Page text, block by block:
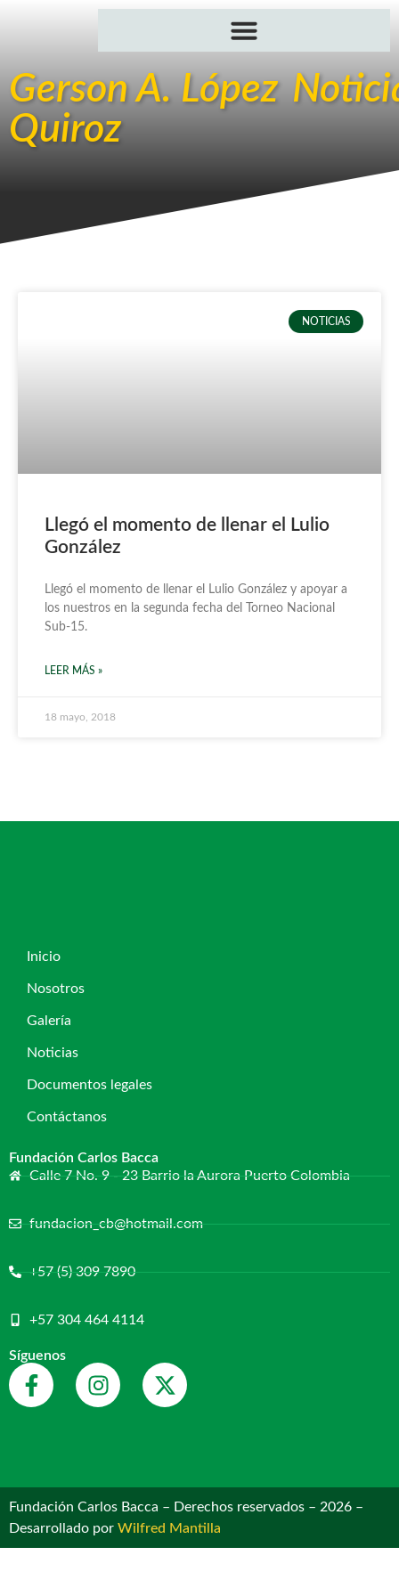
Gerson A. López
Quiroz
NOTICIAS
Llegó el momento de llenar el Lulio
González
Llegó el momento de llenar el Lulio González y apoyar a
los nuestros en la segunda fecha del Torneo Nacional
Sub-15.
LEER MÁS »
18 mayo, 2018
Inicio
Nosotros
Galería
Noticias
Documentos legales
Contáctanos
Fundación Carlos Bacca
Calle 7 No. 9 - 23 Barrio la Aurora Puerto Colombia
fundacion_cb@hotmail.com
+57 (5) 309 7890
+57 304 464 4114
Síguenos
Fundación Carlos Bacca – Derechos reservados – 2026 –
Desarrollado por Wilfred Mantilla